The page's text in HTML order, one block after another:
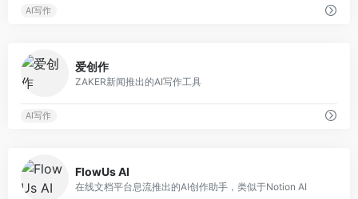
AI写作
爱创作
ZAKER新闻推出的AI写作工具
AI写作
FlowUs AI
在线文档平台息流推出的AI创作助手，类似于Notion AI